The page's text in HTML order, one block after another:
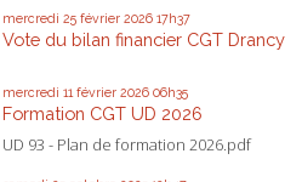
mercredi 25 février 2026 17h37
Vote du bilan financier CGT Drancy
mercredi 11 février 2026 06h35
Formation CGT UD 2026
UD 93 - Plan de formation 2026.pdf